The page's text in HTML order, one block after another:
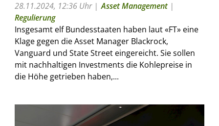
28.11.2024, 12:36 Uhr Asset Management|
Regulierung
Insgesamt elf Bundesstaaten haben laut «FT» eine
Klage gegen die Asset Manager Blackrock,
Vanguard und State Street eingereicht. Sie sollen
mit nachhaltigen Investments die Kohlepreise in
die Höhe getrieben haben,...